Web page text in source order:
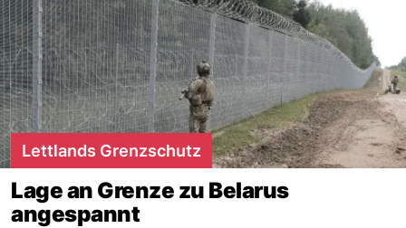
Lettlands Grenzschutz
Lage an Grenze zu Belarus
angespannt